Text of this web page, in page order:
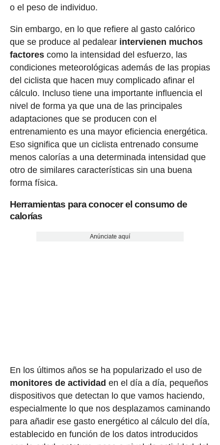
o el peso de individuo.
Sin embargo, en lo que refiere al gasto calórico
que se produce al pedalear intervienen muchos
factorescomo la intensidad del esfuerzo, las
condiciones meteorológicas además de las propias
del ciclista que hacen muy complicado afinar el
cálculo. Incluso tiene una importante influencia el
nivel de forma ya que una de las principales
adaptaciones que se producen con el
entrenamiento es una mayor eficiencia energética.
Eso significa que un ciclista entrenado consume
menos calorías a una determinada intensidad que
otro de similares características sin una buena
forma física.
Herramientas para conocer el consumo de
calorías
Anúnciate aquí
En los últimos años se ha popularizado el uso de
monitores de actividad en el día a día, pequeños
dispositivos que detectan lo que vamos haciendo,
especialmente lo que nos desplazamos caminando
para añadir ese gasto energético al cálculo del día,
establecido en función de los datos introducidos